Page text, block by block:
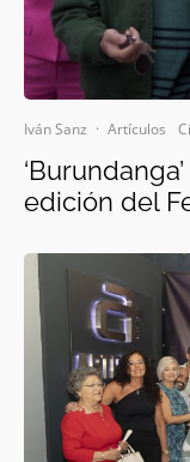
Iván Sanz · Artículos
edición del